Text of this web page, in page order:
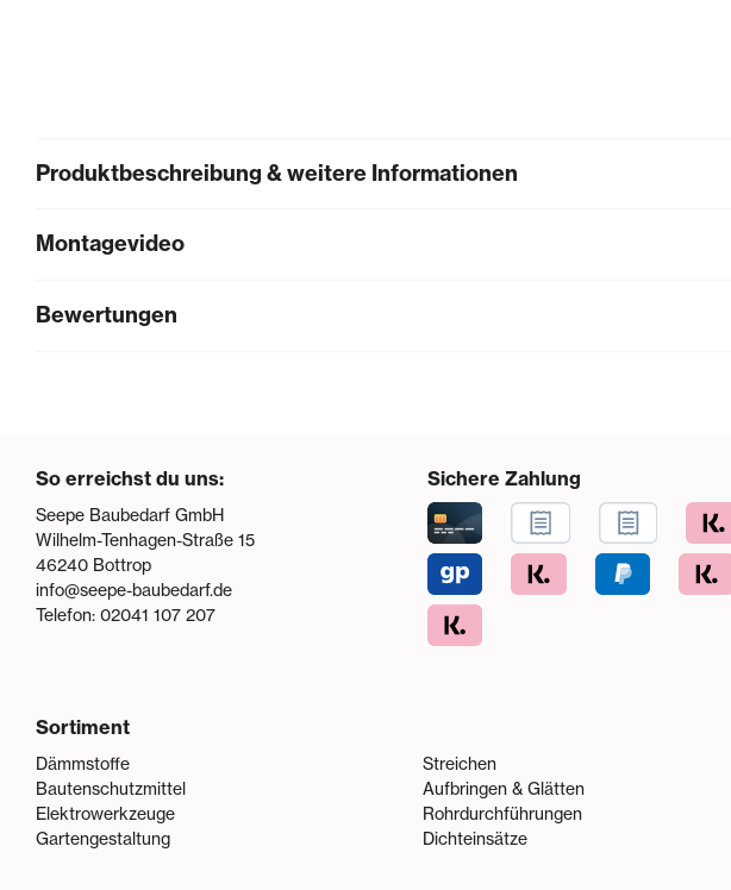
Produktbeschreibung & weitere Informationen
Montagevideo
Bewertungen
So erreichst du uns:
Seepe Baubedarf GmbH
Wilhelm-Tenhagen-Straße 15
46240 Bottrop
info@seepe-baubedarf.de
Telefon: 02041 107 207
Sichere Zahlung
Sortiment
Dämmstoffe
Bautenschutzmittel
Elektrowerkzeuge
Gartengestaltung
Streichen
Aufbringen & Glätten
Rohrdurchführungen
Dichteinsätze